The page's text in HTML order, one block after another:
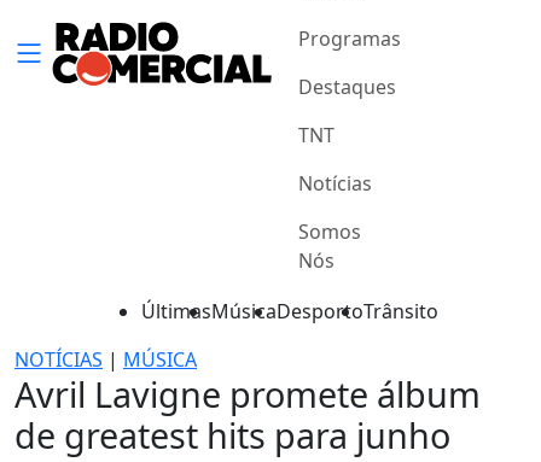
Programas
Destaques
TNT
Notícias
Somos
Nós
ÚltimasMúsicaDesportoTrânsito
NOTÍCIAS | MÚSICA
Avril Lavigne promete álbum
de greatest hits para junho